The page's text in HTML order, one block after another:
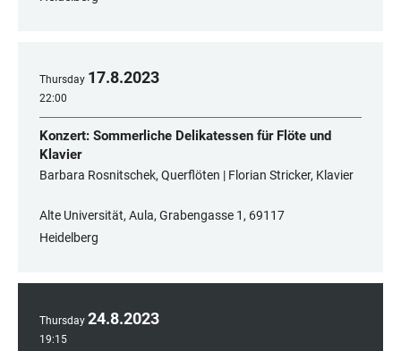
Thursday 17.8.2023
22:00
Konzert: Sommerliche Delikatessen für Flöte und
Klavier
Barbara Rosnitschek, Querflöten | Florian Stricker, Klavier
Alte Universität, Aula, Grabengasse 1, ​​​​​​​69117
Heidelberg
Thursday 24.8.2023
19:15